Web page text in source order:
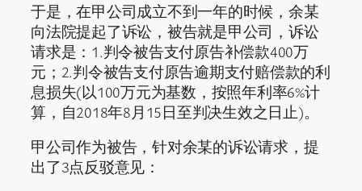
于是，在甲公司成立不到一年的时候，余某
向法院提起了诉讼，被告就是甲公司，诉讼
请求是：1.判令被告支付原告补偿款400万
元；2.判令被告支付原告逾期支付赔偿款的利
息损失(以100万元为基数，按照年利率6%计
算，自2018年8月15日至判决生效之日止)。
甲公司作为被告，针对余某的诉讼请求，提
出了3点反驳意见：